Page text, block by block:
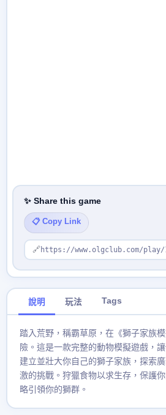
✨ Share this game
📋 Copy Link
🔗 https://www.olgclub.com/play/
說明 玩法 Tags
踏入荒野，稱霸草原，在《獅子家族
險。這是一款完整的動物模擬遊戲，
建立並壯大你自己的獅子家族，探索
激的挑戰。狩獵食物以求生存，保護
略引領你的獅群。